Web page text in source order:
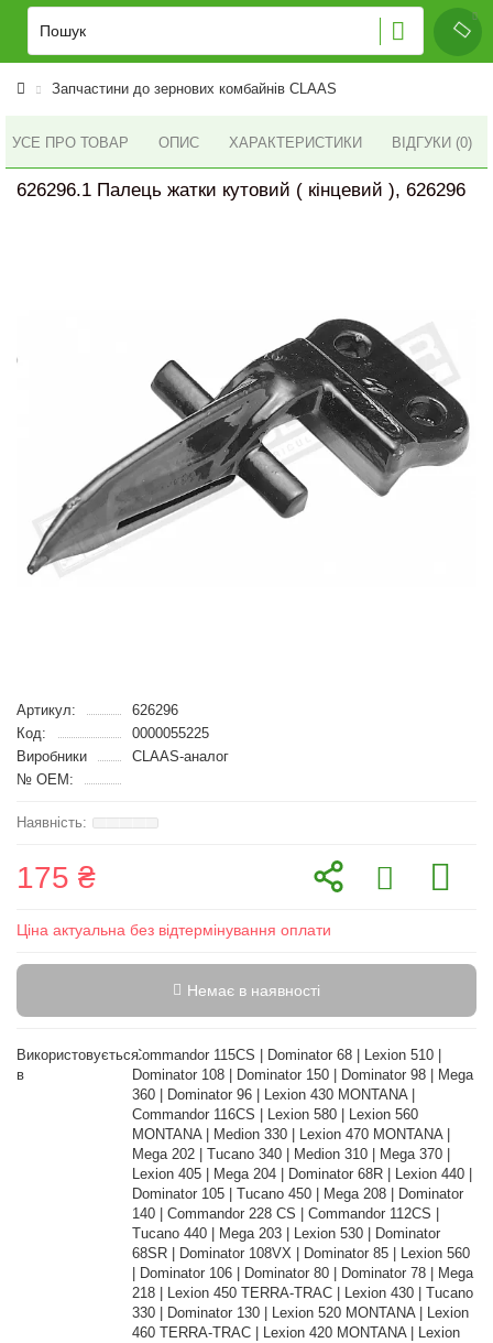
Запчастини до зернових комбайнів CLAAS
УСЕ ПРО ТОВАР ОПИС ХАРАКТЕРИСТИКИ ВІДГУКИ (0)
626296.1 Палець жатки кутовий ( кінцевий ), 626296
Артикул:
626296
Код:
0000055225
Виробники
CLAAS-аналог
№ OEM:
175 ₴
Ціна актуальна без відтермінування оплати
Немає в наявності
Використовується
в
Commandor 115CS | Dominator 68 | Lexion 510 |
Dominator 108 | Dominator 150 | Dominator 98 | Mega
360 | Dominator 96 | Lexion 430 MONTANA |
Commandor 116CS | Lexion 580 | Lexion 560
MONTANA | Medion 330 | Lexion 470 MONTANA |
Mega 202 | Tucano 340 | Medion 310 | Mega 370 |
Lexion 405 | Mega 204 | Dominator 68R | Lexion 440 |
Dominator 105 | Tucano 450 | Mega 208 | Dominator
140 | Commandor 228 CS | Commandor 112CS |
Tucano 440 | Mega 203 | Lexion 530 | Dominator
68SR | Dominator 108VX | Dominator 85 | Lexion 560
| Dominator 106 | Dominator 80 | Dominator 78 | Mega
218 | Lexion 450 TERRA-TRAC | Lexion 430 | Tucano
330 | Dominator 130 | Lexion 520 MONTANA | Lexion
460 TERRA-TRAC | Lexion 420 MONTANA | Lexion